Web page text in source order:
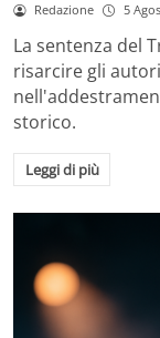
Redazione 5
La sentenza del
risarcire gli
storico.
Leggi di più